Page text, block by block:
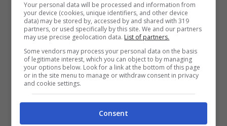
Inizia e si sviluppa l’intersoggettività. I
comportamenti espressivi diventano da
non intenzionali a intenzionali. Vi è
l’importanza dello scambio madre-
bambino: l’affinamento delle capacità
espressive e di riconoscimento e dunque
la risposta appropriata alle manifestazioni
Your personal data will be processed and information from
your device (cookies, unique identifiers, and other device
data) may be stored by, accessed by and shared with 319
partners, or used specifically by this site. We and our partners
may use precise geolocation data. List of partners.
Some vendors may process your personal data on the basis
of legitimate interest, which you can object to by managing
your options below. Look for a link at the bottom of this page
or in the site menu to manage or withdraw consent in privacy
and cookie settings.
Consent